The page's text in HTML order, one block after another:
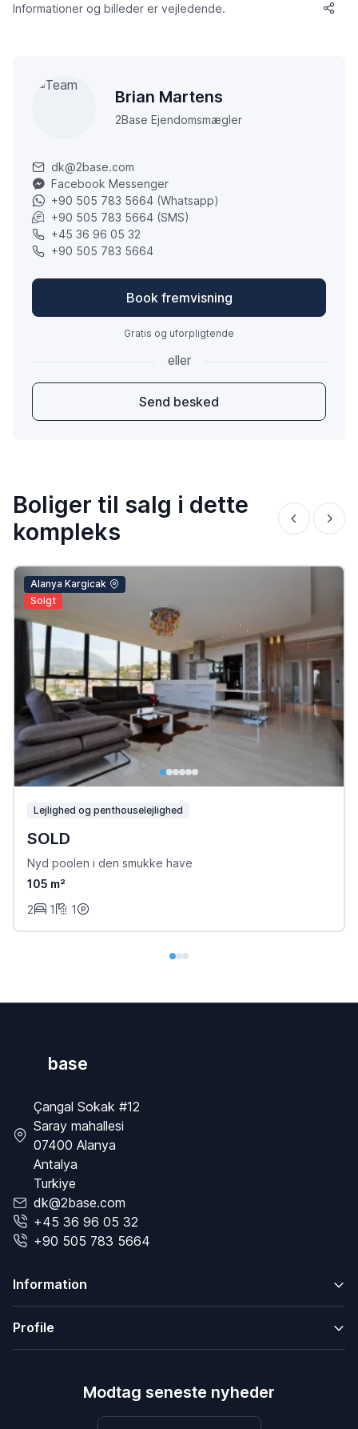
Informationer og billeder er vejledende.
Brian Martens
2Base Ejendomsmægler
dk@2base.com
Facebook Messenger
+90 505 783 5664 (Whatsapp)
+90 505 783 5664 (SMS)
+45 36 96 05 32
+90 505 783 5664
Book fremvisning
Gratis og uforpligtende
eller
Send besked
Boliger til salg i dette
kompleks
Alanya Kargicak
Solgt
Lejlighed og penthouselejlighed
SOLD
Nyd poolen i den smukke have
105 m²
2
1 1
base
Çangal Sokak #12
Saray mahallesi
07400 Alanya
Antalya
Turkiye
dk@2base.com
+45 36 96 05 32
+90 505 783 5664
Information
Profile
Modtag seneste nyheder